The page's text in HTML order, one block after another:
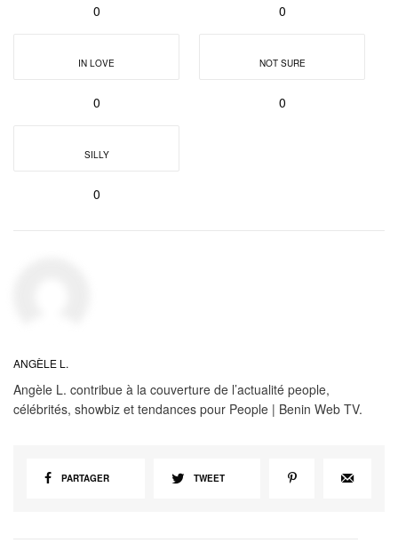
0 0
IN LOVE
0
NOT SURE
0
SILLY
0
ANGÈLE L.
Angèle L. contribue à la couverture de l’actualité people,
célébrités, showbiz et tendances pour People | Benin Web TV.
PARTAGER TWEET